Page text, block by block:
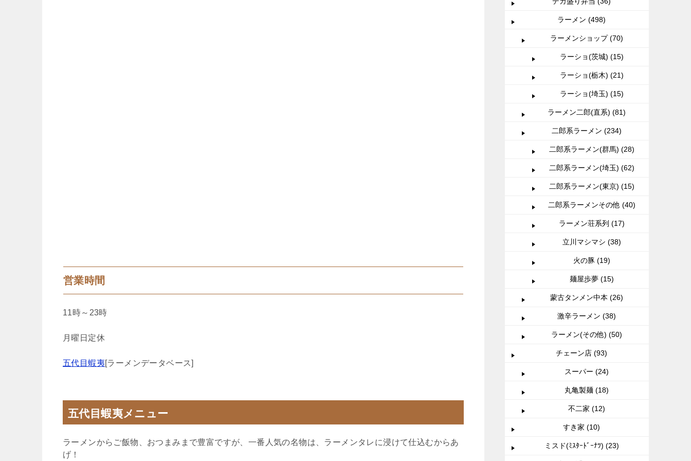
営業時間
11時～23時
月曜日定休
五代目蝦夷[ラーメンデータベース]
五代目蝦夷メニュー
ラーメンからご飯物、おつまみまで豊富ですが、一番人気の名物は、ラーメンタレに浸けて仕込むからあ
げ！
ラーメン (498)
ラーメンショップ (70)
ラーショ(茨城) (15)
ラーショ(栃木) (21)
ラーショ(埼玉) (15)
ラーメン二郎(直系) (81)
二郎系ラーメン (234)
二郎系ラーメン(群馬) (28)
二郎系ラーメン(埼玉) (62)
二郎系ラーメン(東京) (15)
二郎系ラーメンその他 (40)
ラーメン荘系列 (17)
立川マシマシ (38)
火の豚 (19)
麺屋歩夢 (15)
蒙古タンメン中本 (26)
激辛ラーメン (38)
ラーメン(その他) (50)
チェーン店 (93)
スーパー (24)
丸亀製麺 (18)
不二家 (12)
すき家 (10)
ミスド(ﾐｽﾀｰﾄﾞｰﾅﾂ) (23)